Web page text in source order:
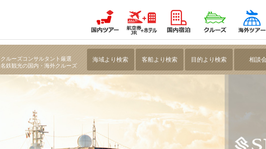
クルーズコンサルタント厳選
名鉄観光の国内・海外クルーズ
海域より検索 客船より検索 目的より検索 相談